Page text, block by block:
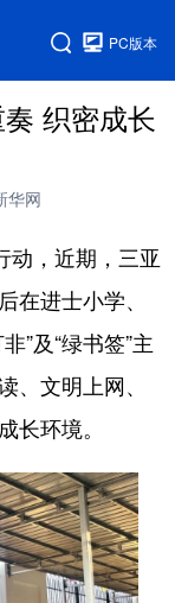
PC版本
织密成长
华网
，近期，三亚
进士小学、
”及“绿书签”主
文明上网、
长环境。